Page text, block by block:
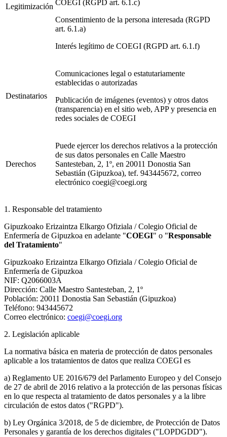
Legitimización COEGI (RGPD art. 6.1.c)
Consentimiento de la persona interesada (RGPD
art. 6.1.a)
Interés legítimo de COEGI (RGPD art. 6.1.f)
Destinatarios
Comunicaciones legal o estatutariamente
establecidas o autorizadas
Publicación de imágenes (eventos) y otros datos
(transparencia) en el sitio web, APP y presencia en
redes sociales de COEGI
Derechos
Puede ejercer los derechos relativos a la protección
de sus datos personales en Calle Maestro
Santesteban, 2, 1º, en 20011 Donostia San
Sebastián (Gipuzkoa), tef. 943445672, correo
electrónico coegi@coegi.org
1. Responsable del tratamiento
Gipuzkoako Erizaintza Elkargo Ofiziala / Colegio Oficial de
Enfermería de Gipuzkoa en adelante "COEGI" o "Responsable
del Tratamiento"
Gipuzkoako Erizaintza Elkargo Ofiziala / Colegio Oficial de
Enfermería de Gipuzkoa
NIF: Q2066003A
Dirección: Calle Maestro Santesteban, 2, 1º
Población: 20011 Donostia San Sebastián (Gipuzkoa)
Teléfono: 943445672
Correo electrónico: coegi@coegi.org
2. Legislación aplicable
La normativa básica en materia de protección de datos personales
aplicable a los tratamientos de datos que realiza COEGI es
a) Reglamento UE 2016/679 del Parlamento Europeo y del Consejo
de 27 de abril de 2016 relativo a la protección de las personas físicas
en lo que respecta al tratamiento de datos personales y a la libre
circulación de estos datos ("RGPD").
b) Ley Orgánica 3/2018, de 5 de diciembre, de Protección de Datos
Personales y garantía de los derechos digitales ("LOPDGDD").